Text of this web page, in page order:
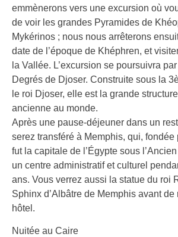
emmènerons vers une excursion où
de voir les grandes Pyramides de
Mykérinos ; nous nous arrêterons
date de l’époque de Khéphren, et
la Vallée. L’excursion se poursuivra
Degrés de Djoser. Construite sous la
le roi Djoser, elle est la grande
ancienne au monde.
Après une pause-déjeuner dans un
serez transféré à Memphis, qui, fondée
fut la capitale de l’Égypte sous
un centre administratif et culturel
ans. Vous verrez aussi la statue du roi
Sphinx d’Albâtre de Memphis avant de
hôtel.
Nuitée au Caire